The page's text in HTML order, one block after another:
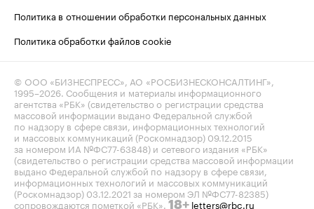
Политика в отношении обработки персональных данных
Политика обработки файлов cookie
© ООО «БИЗНЕСПРЕСС», АО «РОСБИЗНЕСКОНСАЛТИНГ»,
1995–2026 . Сообщения и материалы информационного
агентства «РБК» (свидетельство о регистрации средства
массовой информации выдано Федеральной службой
по надзору в сфере связи, информационных технологий
и массовых коммуникаций (Роскомнадзор) 09.12.2015
за номером ИА №ФС77-63848) и сетевого издания «РБК»
(свидетельство о регистрации средства массовой информации
выдано Федеральной службой по надзору в сфере связи,
информационных технологий и массовых коммуникаций
(Роскомнадзор) 03.12.2021 за номером ЭЛ №ФС77-82385)
сопровождаются пометкой «РБК». 18+ letters@rbc.ru